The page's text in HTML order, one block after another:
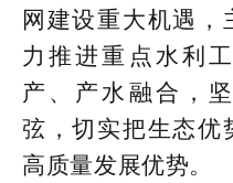
网建设重大机遇，
力推进重点水利
产、产水融合，
弦，切实把生态优
高质量发展优势。